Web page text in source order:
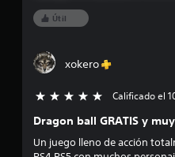
Útil
xokero
5 estrellas de un total de 5
Calificado el
Dragon ball GRATIS y
Un juego lleno de acción